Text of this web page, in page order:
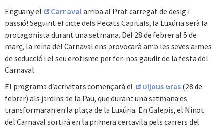
Enguany el Carnavalarriba al Prat carregat de desig i
passió! Seguint el cicle dels Pecats Capitals, la Luxúria serà la
protagonista durant una setmana. Del 28 de febrer al 5 de
març, la reina del Carnaval ens provocarà amb les seves armes
de seducció i el seu erotisme per fer-nos gaudir de la festa del
Carnaval.
El programa d’activitats començarà el
Dijous Gras (28 de
febrer) als jardins de la Pau, que durant una setmana es
transformaran en la plaça de la Luxúria. En Galepis, el Ninot
del Carnaval sortirà en la primera cercavila pels carrers del